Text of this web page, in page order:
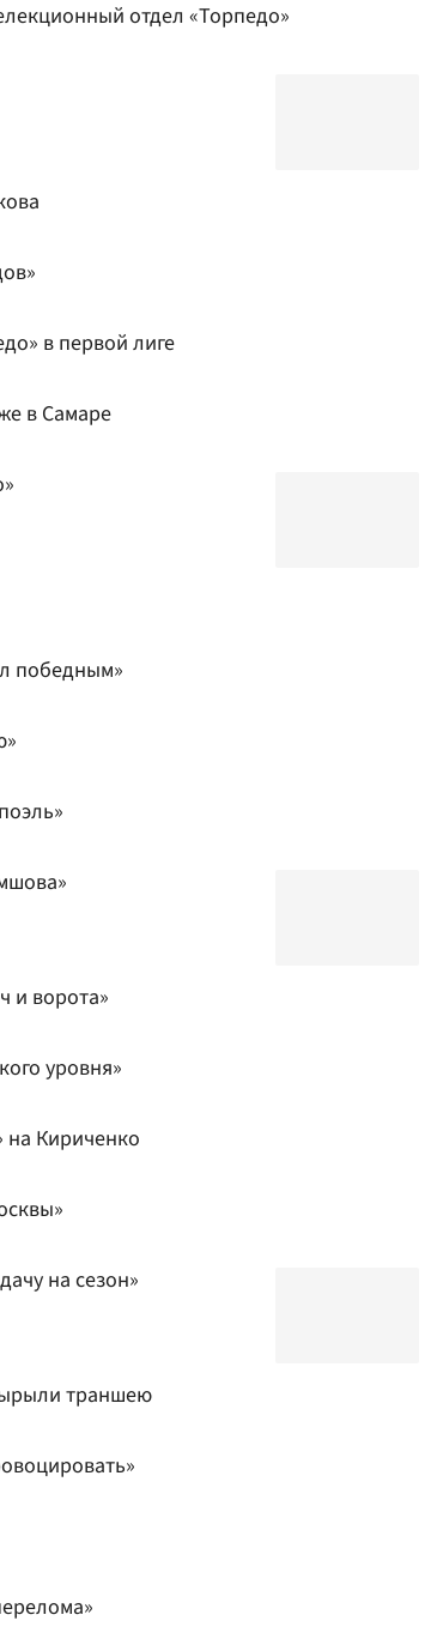
отдел «Торпедо»
в первой лиге
в Самаре
победным»
и ворота»
уровня»
Кириченко
на сезон»
траншею